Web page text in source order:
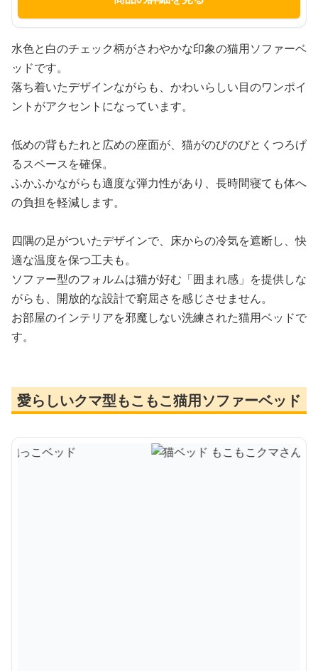
水色と白のチェック柄がさわやかな印象の猫用ソファーベ
ッドです。
落ち着いたデザインながらも、かわいらしい目のワンポイ
ントがアクセントになっています。
低めの背もたれと広めの座面が、猫がのびのびとくつろげ
るスペースを確保。
ふかふかながらも適度な弾力性があり、長時間寝ても体へ
の負担を軽減します。
四隅の足がついたデザインで、床からの冷気を遮断し、快
適な温度を保つ工夫も。
ソファー型のフォルムは猫が好む「囲まれ感」を提供しな
がらも、開放的な設計で窮屈さを感じさせません。
お部屋のインテリアを邪魔しない洗練された猫用ベッドで
す。
愛らしいクマ型もこもこ猫用ソファーベッド